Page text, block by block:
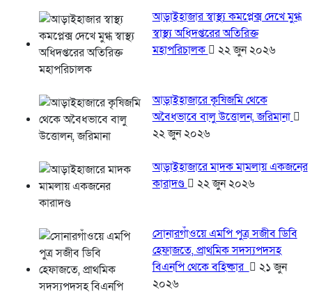
আড়াইহাজার স্বাস্থ্য কমপ্লেক্স দেখে মুগ্ধ
স্বাস্থ্য অধিদপ্তরের অতিরিক্ত
মহাপরিচালক
২২ জুন ২০২৬
আড়াইহাজারে কৃষিজমি থেকে
অবৈধভাবে বালু উত্তোলন, জরিমানা
২২ জুন ২০২৬
আড়াইহাজারে মাদক মামলায় একজনের
কারাদণ্ড
২২ জুন ২০২৬
সোনারগাঁওয়ে এমপি পুত্র সজীব ডিবি
হেফাজতে, প্রাথমিক সদস্যপদসহ
বিএনপি থেকে বহিষ্কার
২১ জুন
২০২৬